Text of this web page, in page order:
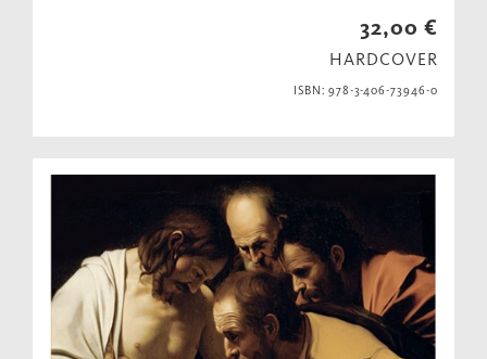
32,00 €
HARDCOVER
ISBN: 978-3-406-73946-0